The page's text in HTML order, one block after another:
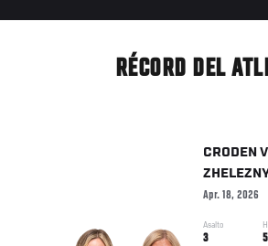
RÉCORD DEL
CRODEN
Apr. 18, 2026
Asalto
3